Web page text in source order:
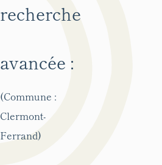
recherche
avancée :
(Commune :
Clermont-
Ferrand)